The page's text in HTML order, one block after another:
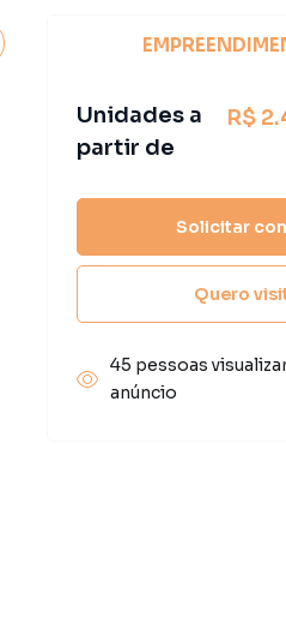
Unidades a
partir de
R$
Solicitar
Quero
45 pessoas
anúncio